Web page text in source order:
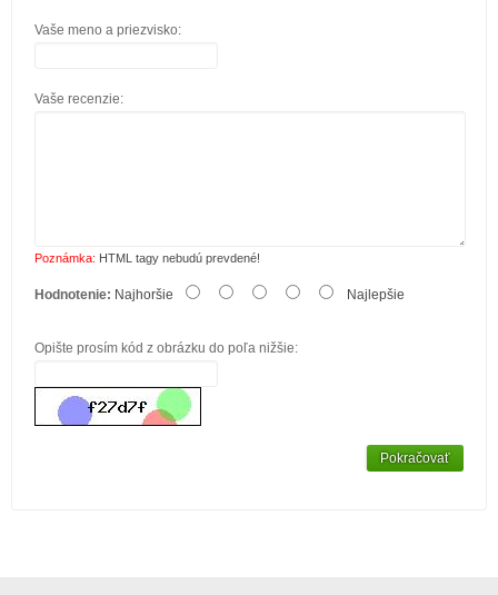
Vaše meno a priezvisko:
Vaše recenzie:
Poznámka: HTML tagy nebudú prevdené!
Hodnotenie: Najhoršie Najlepšie
Opište prosím kód z obrázku do poľa nižšie:
Pokračovať